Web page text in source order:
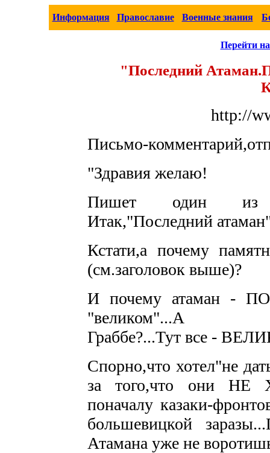
Информация Православие Военные знания
Перейти
"Последний
http://
Письмо-
"Здравия желаю!
Пишет один из
Итак,"Последний
Кстати,а почему
(см.заголовок выше)?
И почему атаман -
"великом"...А
Граббе?...Тут все -
Спорно,что хотел"не
за того,что они НЕ
поначалу казаки-
большевицкой
Атамана уже не